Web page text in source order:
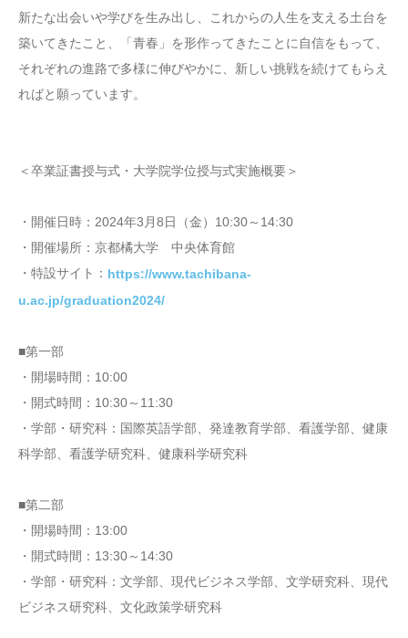
新たな出会いや学びを生み出し、これからの人生を支える土台を
築いてきたこと、「青春」を形作ってきたことに自信をもって、
それぞれの進路で多様に伸びやかに、新しい挑戦を続けてもらえ
ればと願っています。
＜卒業証書授与式・大学院学位授与式実施概要＞
・開催日時：2024年3月8日（金）10:30～14:30
・開催場所：京都橘大学 中央体育館
・特設サイト： https://www.tachibana-
u.ac.jp/graduation2024/
■第一部
・開場時間：10:00
・開式時間：10:30～11:30
・学部・研究科：国際英語学部、発達教育学部、看護学部、健康
科学部、看護学研究科、健康科学研究科
■第二部
・開場時間：13:00
・開式時間：13:30～14:30
・学部・研究科：文学部、現代ビジネス学部、文学研究科、現代
ビジネス研究科、文化政策学研究科